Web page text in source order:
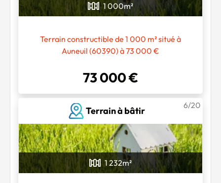
1 000m²
Terrain constructible de 1 000 m² situé à
Auneuil (60390) à 73 000 €
73 000 €
Terrain à bâtir
6/20
1 232m²